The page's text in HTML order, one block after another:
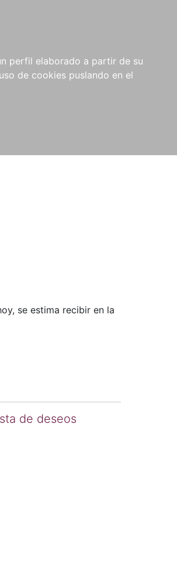
perfil elaborado a partir de su
de cookies puslando en el
NOTICIAS
COMPRAS
INSTITUCIONALES
se estima recibir en la
de deseos